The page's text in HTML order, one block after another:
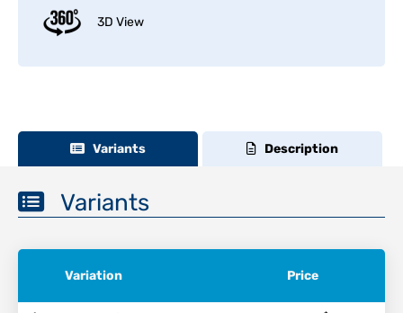
3D View
Variants Description
Variants
Variation Price